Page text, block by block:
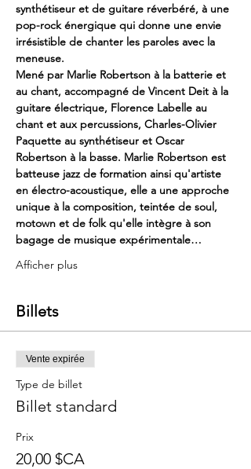
synthétiseur et de guitare réverbéré, à une
pop-rock énergique qui donne une envie
irrésistible de chanter les paroles avec la
meneuse.
Mené par Marlie Robertson à la batterie et
au chant, accompagné de Vincent Deit à la
guitare électrique, Florence Labelle au
chant et aux percussions, Charles-Olivier
Paquette au synthétiseur et Oscar
Robertson à la basse. Marlie Robertson est
batteuse jazz de formation ainsi qu'artiste
en électro-acoustique, elle a une approche
unique à la composition, teintée de soul,
motown et de folk qu'elle intègre à son
bagage de musique expérimentale…
Afficher plus
Billets
Vente expirée
Type de billet
Billet standard
Prix
20,00 $CA